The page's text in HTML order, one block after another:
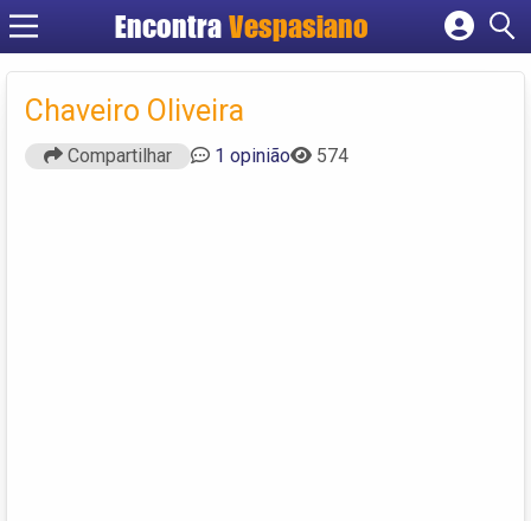
Encontra Vespasiano
Cadastrar empresa
Criar conta
Chaveiro Oliveira
Compartilhar 1 opinião 574